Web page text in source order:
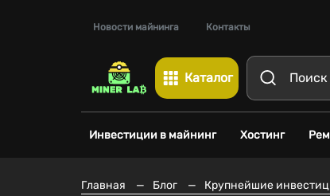
Новости майнинга Контакты
Каталог
Инвестиции в майнинг Хостинг
Главная — Блог — Крупнейшие